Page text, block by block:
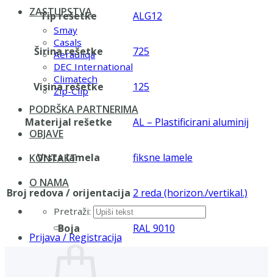
ZASTUPSTVA
Smay
Casals
Aerauliqa
DEC International
Climatech
Zip-Clip
PODRŠKA PARTNERIMA
OBJAVE
KONTAKT
O NAMA
Pretraži:
Prijava / Registracija
Tip rešetke ALG12
Širina rešetke 725
Visina rešetke 125
Materijal rešetke AL – Plastificirani aluminij
Vrsta lamela fiksne lamele
Broj redova / orijentacija 2 reda (horizon./vertikal.)
Boja RAL 9010